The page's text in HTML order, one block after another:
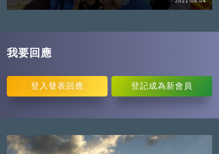
我要回應
登入 發表回應 登記成為新會員